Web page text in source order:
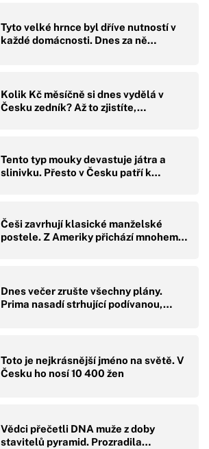
Tyto velké hrnce byl dříve nutností v
každé domácnosti. Dnes za ně…
Kolik Kč měsíčně si dnes vydělá v
Česku zedník? Až to zjistíte,…
Tento typ mouky devastuje játra a
slinivku. Přesto v Česku patří k…
Češi zavrhují klasické manželské
postele. Z Ameriky přichází mnohem…
Dnes večer zrušte všechny plány.
Prima nasadí strhující podívanou,…
Toto je nejkrásnější jméno na světě. V
Česku ho nosí 10 400 žen
Vědci přečetli DNA muže z doby
stavitelů pyramid. Prozradila…